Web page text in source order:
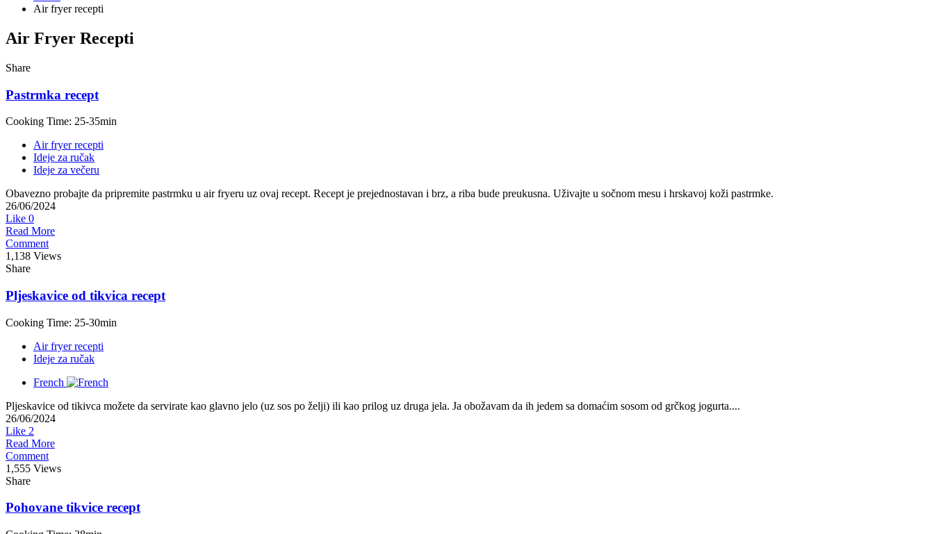
Air fryer recepti
Air Fryer Recepti
Share
Pastrmka recept
Cooking Time: 25-35min
Air fryer recepti
Ideje za ručak
Ideje za večeru
Obavezno probajte da pripremite pastrmku u air fryeru uz ovaj recept. Recept je prejednostavan i brz, a riba bude preukusna. Uživajte u sočnom mesu i hrskavoj koži pastrmke.
26/06/2024
Like 0
Read More
Comment
1,138 Views
Share
Pljeskavice od tikvica recept
Cooking Time: 25-30min
Air fryer recepti
Ideje za ručak
French
Pljeskavice od tikivca možete da servirate kao glavno jelo (uz sos po želji) ili kao prilog uz druga jela. Ja obožavam da ih jedem sa domaćim sosom od grčkog jogurta....
26/06/2024
Like 2
Read More
Comment
1,555 Views
Share
Pohovane tikvice recept